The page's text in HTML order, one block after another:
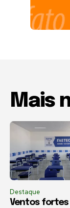
Mais
Destaque
Ventos fortes